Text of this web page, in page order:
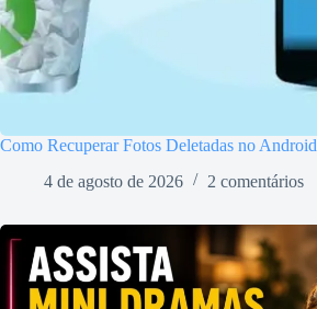
Como Recuperar Fotos Deletadas no Android
4 de agosto de 2026
2 comentários